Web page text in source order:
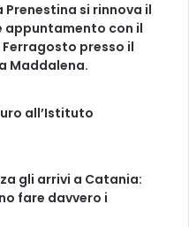
Prenestina si rinnova il
appuntamento con il
presso il
Maddalena.
all’Istituto
gli arrivi a Catania:
fare davvero i